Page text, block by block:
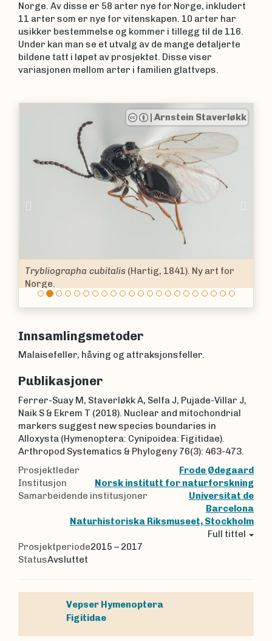
Norge. Av disse er 58 arter nye for Norge, inkludert
11 arter som er nye for vitenskapen. 10 arter har
usikker bestemmelse og kommer i tillegg til de 116.
Under kan man se et utvalg av de mange detaljerte
bildene tatt i løpet av prosjektet. Disse viser
variasjonen mellom arter i familien glattveps.
| Arnstein Staverløkk
Trybliographa cubitalis(Hartig, 1841). Ny art for
Norge.
Innsamlingsmetoder
Malaisefeller, håving og attraksjonsfeller.
Publikasjoner
Ferrer-Suay M, Staverløkk A, Selfa J, Pujade-Villar J,
Naik S & Ekrem T (2018). Nuclear and mitochondrial
markers suggest new species boundaries in
Alloxysta (Hymenoptera: Cynipoidea: Figitidae).
Arthropod Systematics & Phylogeny 76(3): 463-473.
Prosjektleder
Frode Ødegaard
Institusjon
Norsk institutt for naturforskning
Samarbeidende institusjoner
Universitat de
Barcelona
Naturhistoriska Riksmuseet, Stockholm
Full tittel
Prosjektperiode2015 – 2017
StatusAvsluttet
Vepser Hymenoptera
Figitidae